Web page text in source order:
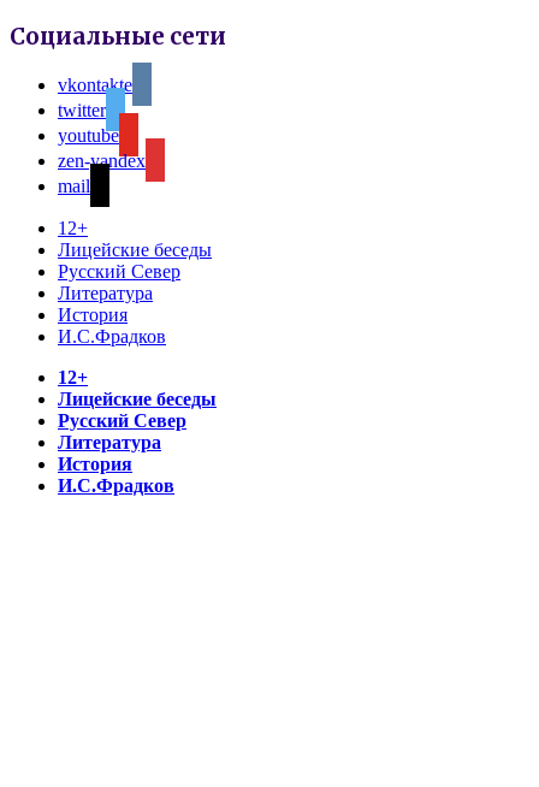
Социальные сети
vkontakte
twitter
youtube
zen-yandex
mail
12+
Лицейские беседы
Русский Север
Литература
История
И.С.Фрадков
12+
Лицейские беседы
Русский Север
Литература
История
И.С.Фрадков